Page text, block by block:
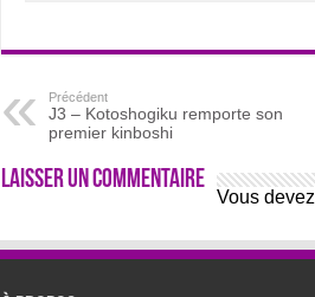
Précédent
J3 – Kotoshogiku remporte son
premier kinboshi
Laisser un commentaire
Vous devez